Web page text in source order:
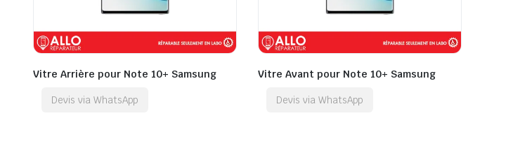
Vitre Arrière pour Note 10+ Samsung
Devis via WhatsApp
Vitre Avant pour Note 10+ Samsung
Devis via WhatsApp